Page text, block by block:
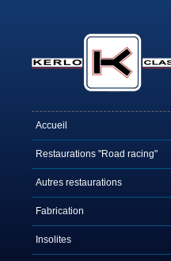
Accueil
Restaurations "Road racing"
Autres restaurations
Fabrication
Insolites